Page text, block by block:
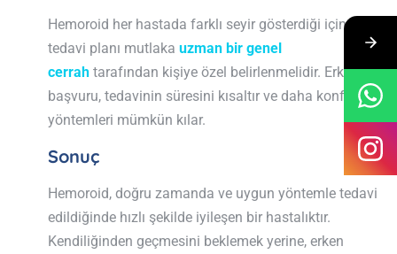
Hemoroid her hastada farklı seyir gösterdiği için,
tedavi planı mutlaka uzman bir genel
cerrah tarafından kişiye özel belirlenmelidir. Erken
başvuru, tedavinin süresini kısaltır ve daha konforlu
yöntemleri mümkün kılar.
Sonuç
Hemoroid, doğru zamanda ve uygun yöntemle tedavi
edildiğinde hızlı şekilde iyileşen bir hastalıktır.
Kendiliğinden geçmesini beklemek yerine, erken